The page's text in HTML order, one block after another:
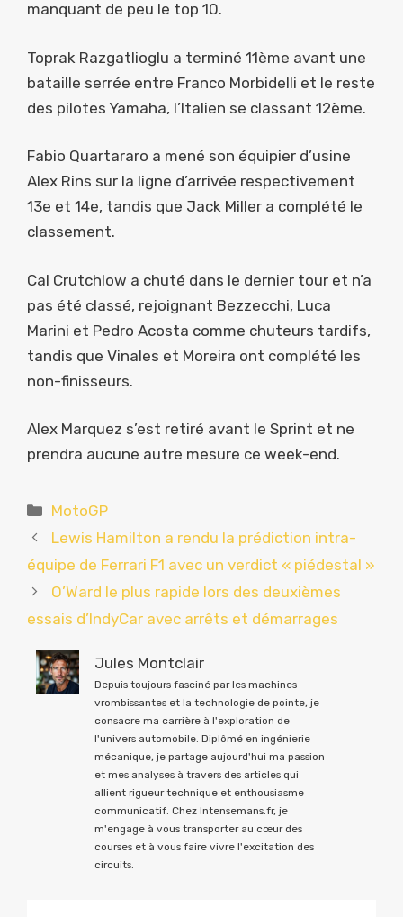
manquant de peu le top 10.
Toprak Razgatlioglu a terminé 11ème avant une
bataille serrée entre Franco Morbidelli et le reste
des pilotes Yamaha, l’Italien se classant 12ème.
Fabio Quartararo a mené son équipier d’usine
Alex Rins sur la ligne d’arrivée respectivement
13e et 14e, tandis que Jack Miller a complété le
classement.
Cal Crutchlow a chuté dans le dernier tour et n’a
pas été classé, rejoignant Bezzecchi, Luca
Marini et Pedro Acosta comme chuteurs tardifs,
tandis que Vinales et Moreira ont complété les
non-finisseurs.
Alex Marquez s’est retiré avant le Sprint et ne
prendra aucune autre mesure ce week-end.
Catégories
MotoGP
Lewis Hamilton a rendu la prédiction intra-
équipe de Ferrari F1 avec un verdict « piédestal »
O’Ward le plus rapide lors des deuxièmes
essais d’IndyCar avec arrêts et démarrages
Jules Montclair
Depuis toujours fasciné par les machines
vrombissantes et la technologie de pointe, je
consacre ma carrière à l'exploration de
l'univers automobile. Diplômé en ingénierie
mécanique, je partage aujourd'hui ma passion
et mes analyses à travers des articles qui
allient rigueur technique et enthousiasme
communicatif. Chez Intensemans.fr, je
m'engage à vous transporter au cœur des
courses et à vous faire vivre l'excitation des
circuits.